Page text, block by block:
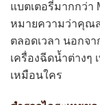
แบตเตอรี่มากกว่า
หมายความว่าคุณ
ตลอดเวลา นอกจ
เครื่องฉีดน้ำต่างๆ
เหมือนใคร